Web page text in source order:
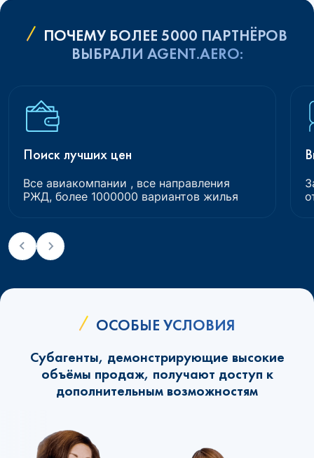
ПОЧЕМУ БОЛЕЕ 5000 ПАРТНЁРОВ
ВЫБРАЛИ AGENT.AERO:
Поиск лучших цен
Все авиакомпании , все направления
РЖД, более 1000000 вариантов жилья
ОСОБЫЕ УСЛОВИЯ
Субагенты, демонстрирующие высокие
объёмы продаж, получают доступ к
дополнительным возможностям